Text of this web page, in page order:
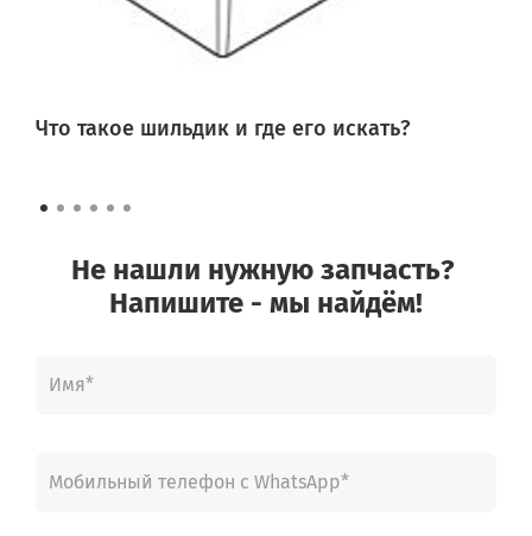
Что такое шильдик и где его искать?
Не нашли нужную запчасть?
Напишите - мы найдём!